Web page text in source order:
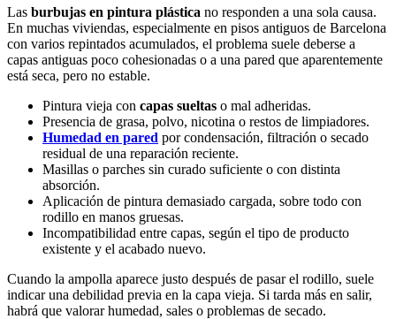
Las burbujas en pintura plástica no responden a una sola causa.
En muchas viviendas, especialmente en pisos antiguos de Barcelona
con varios repintados acumulados, el problema suele deberse a
capas antiguas poco cohesionadas o a una pared que aparentemente
está seca, pero no estable.
Pintura vieja con capas sueltas o mal adheridas.
Presencia de grasa, polvo, nicotina o restos de limpiadores.
Humedad en pared por condensación, filtración o secado
residual de una reparación reciente.
Masillas o parches sin curado suficiente o con distinta
absorción.
Aplicación de pintura demasiado cargada, sobre todo con
rodillo en manos gruesas.
Incompatibilidad entre capas, según el tipo de producto
existente y el acabado nuevo.
Cuando la ampolla aparece justo después de pasar el rodillo, suele
indicar una debilidad previa en la capa vieja. Si tarda más en salir,
habrá que valorar humedad, sales o problemas de secado.